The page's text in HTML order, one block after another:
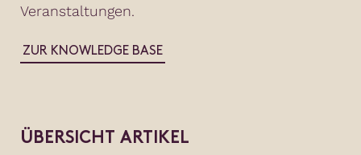
Veranstaltungen.
ZUR KNOWLEDGE BASE
ÜBERSICHT ARTIKEL